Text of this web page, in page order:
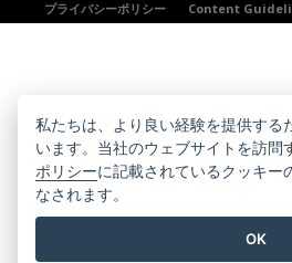
プライバシーポリシー
Content
私たちは、より良い経験を提供する
います。当社のウェブサイトを訪問
ポリシーに記載されているクッキー
なされます。
OK